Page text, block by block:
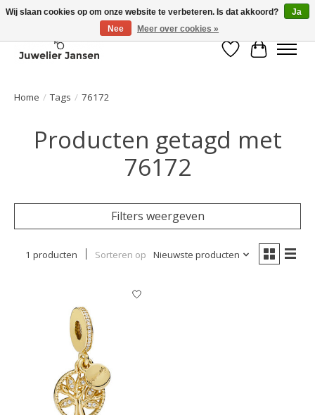
Verlanglijst
Home / Tags / 76172
Producten getagd met
76172
Filters weergeven
1 producten Sorteren op Nieuwste producten
Wij slaan cookies op om onze website te verbeteren. Is dat akkoord?
Ja
Nee
Meer over cookies »